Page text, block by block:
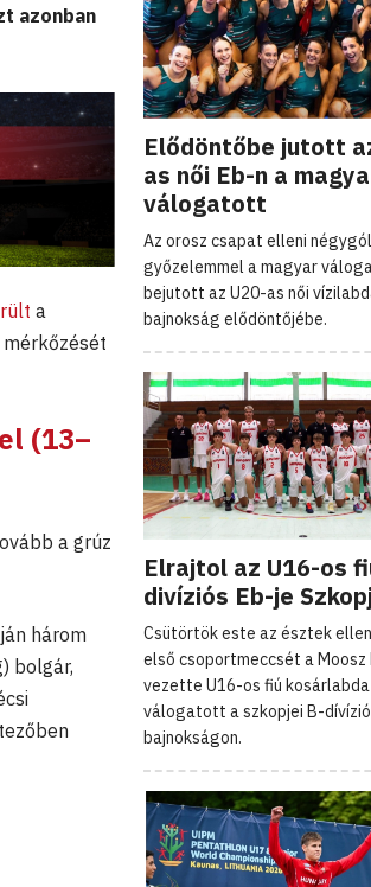
azonban
a
(13–
a grúz
három
bolgár,
Elődöntőbe jutott
as női Eb-n a
válogatott
Az orosz csapat elleni
győzelemmel a magyar
bejutott az U20-as női
bajnokság elődöntőjébe.
Elrajtol az U16-os
divíziós Eb-je
Csütörtök este az észtek
első csoportmeccsét a Moosz
vezette U16-os fiú
válogatott a szkopjei B-
bajnokságon.